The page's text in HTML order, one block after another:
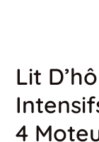
Lit
4